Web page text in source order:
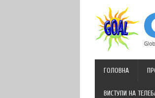
ГОЛОВНА
ВИСТУПИ НА